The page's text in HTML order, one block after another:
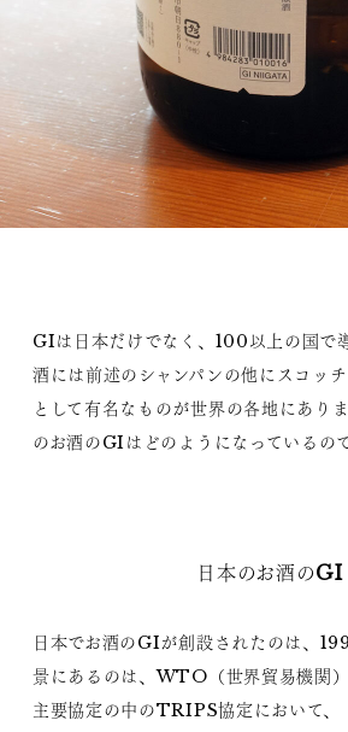
GIは日本だけでなく、100以上の国で
酒には前述のシャンパンの他にスコッ
として有名なものが世界の各地にあり
のお酒のGIはどのようになっているの
日本のお酒のGI
日本でお酒のGIが創設されたのは、
景にあるのは、WTO（世界貿易機関
主要協定の中のTRIPS協定において、